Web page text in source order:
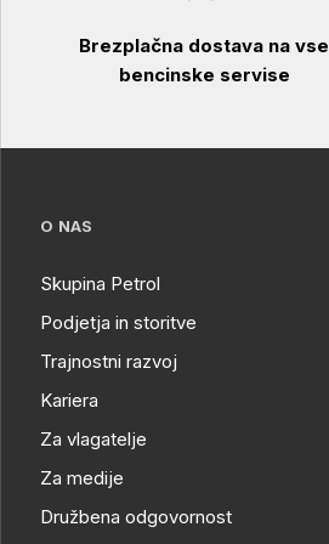
Brezplačna dostava na vse
bencinske servise
O NAS
Skupina Petrol
Podjetja in storitve
Trajnostni razvoj
Kariera
Za vlagatelje
Za medije
Družbena odgovornost